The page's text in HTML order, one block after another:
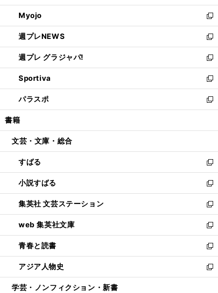
開
く
ウ
で
開
く
ン
ド
ウ
で
開
く
ウ
ィ
ン
ド
ウ
で
開
く
Myojo
新
し
い
ウ
ィ
ン
ド
ウ
で
開
週プレNEWS
新
し
い
ウ
ィ
ン
ド
ウ
開
週プレ グラジャパ!
新
し
い
ウ
ィ
ン
ウ
開
く
Sportiva
新
し
い
ウ
ン
ウ
で
開
く
パラスポ
新
し
ウ
ン
ド
ウ
で
開
く
書籍
文芸・文庫・総合
すばる
新
し
い
ウ
ィ
ン
ド
ウ
で
開
く
小説すばる
新
し
い
ウ
ィ
ン
ド
ウ
で
開
集英社 文芸ステーション
新
し
い
ウ
ィ
ン
ド
ウ
web 集英社文庫
新
し
い
ウ
ィ
ン
青春と読書
新
し
い
ウ
アジア人物史
新
し
学芸・ノンフィクション・新書